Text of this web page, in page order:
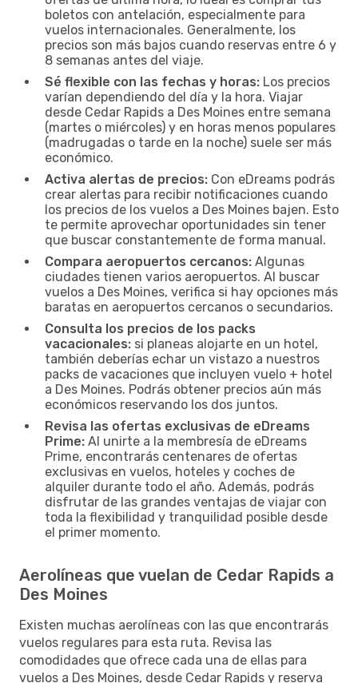
boletos con antelación, especialmente para
vuelos internacionales. Generalmente, los
precios son más bajos cuando reservas entre 6 y
8 semanas antes del viaje.
Sé flexible con las fechas y horas: Los precios
varían dependiendo del día y la hora. Viajar
desde Cedar Rapids a Des Moines entre semana
(martes o miércoles) y en horas menos populares
(madrugadas o tarde en la noche) suele ser más
económico.
Activa alertas de precios: Con eDreams podrás
crear alertas para recibir notificaciones cuando
los precios de los vuelos a Des Moines bajen. Esto
te permite aprovechar oportunidades sin tener
que buscar constantemente de forma manual.
Compara aeropuertos cercanos: Algunas
ciudades tienen varios aeropuertos. Al buscar
vuelos a Des Moines, verifica si hay opciones más
baratas en aeropuertos cercanos o secundarios.
Consulta los precios de los packs
vacacionales: si planeas alojarte en un hotel,
también deberías echar un vistazo a nuestros
packs de vacaciones que incluyen vuelo + hotel
a Des Moines. Podrás obtener precios aún más
económicos reservando los dos juntos.
Revisa las ofertas exclusivas de eDreams
Prime: Al unirte a la membresía de eDreams
Prime, encontrarás centenares de ofertas
exclusivas en vuelos, hoteles y coches de
alquiler durante todo el año. Además, podrás
disfrutar de las grandes ventajas de viajar con
toda la flexibilidad y tranquilidad posible desde
el primer momento.
Aerolíneas que vuelan de Cedar Rapids a
Des Moines
Existen muchas aerolíneas con las que encontrarás
vuelos regulares para esta ruta. Revisa las
comodidades que ofrece cada una de ellas para
vuelos a Des Moines, desde Cedar Rapids y reserva